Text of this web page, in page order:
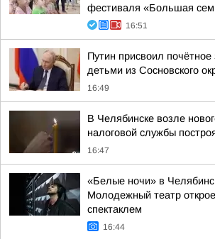
фестиваля «Большая
16:51
Путин присвоил
детьми из Сосновского
16:49
В Челябинске возле
налоговой службы
16:47
«Белые ночи» в
Молодежный театр
спектаклем
16:44